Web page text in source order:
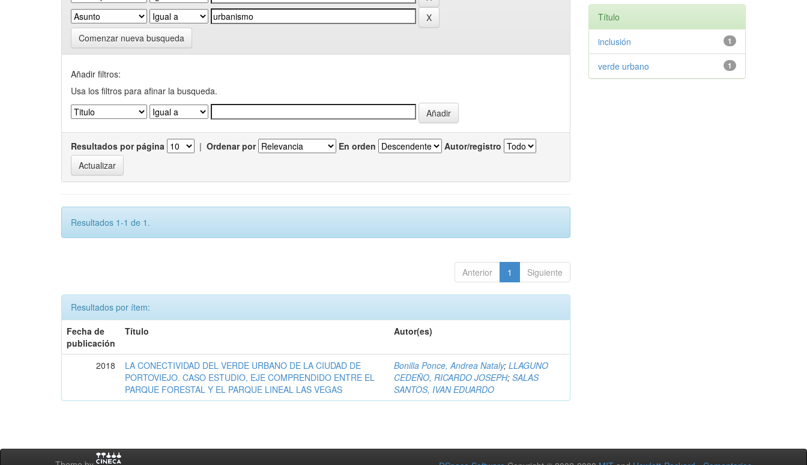
Comenzar nueva busqueda
Añadir filtros:
Usa los filtros para afinar la busqueda.
Resultados por página | Ordenar por En orden Autor/registro
Resultados 1-1 de 1.
Anterior 1 Siguiente
Resultados por ítem:
Fecha de
publicación
Título Autor(es)
2018
LA CONECTIVIDAD DEL VERDE URBANO DE LA CIUDAD DE
PORTOVIEJO. CASO ESTUDIO, EJE COMPRENDIDO ENTRE EL
PARQUE FORESTAL Y EL PARQUE LINEAL LAS VEGAS
Bonilla Ponce, Andrea Nataly;LLAGUNO
CEDEÑO, RICARDO JOSEPH;SALAS
SANTOS, IVAN EDUARDO
Título
1
inclusión
1
verde urbano